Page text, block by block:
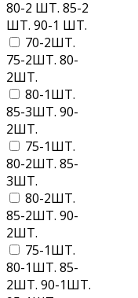
80-2 ШТ. 85-2
ШТ. 90-1 ШТ.
70-2ШТ.
75-2ШТ. 80-
2ШТ.
80-1ШТ.
85-3ШТ. 90-
2ШТ.
75-1ШТ.
80-2ШТ. 85-
3ШТ.
80-2ШТ.
85-2ШТ. 90-
2ШТ.
75-1ШТ.
80-1ШТ. 85-
2ШТ. 90-1ШТ.